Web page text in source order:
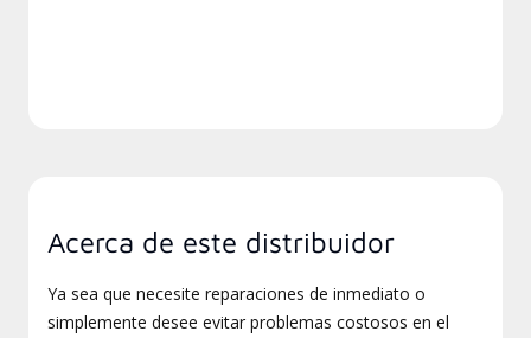
Acerca de este distribuidor
Ya sea que necesite reparaciones de inmediato o
simplemente desee evitar problemas costosos en el